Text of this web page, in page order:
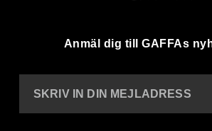
Anmäl dig till GAFFAs
SKRIV IN DIN MEJLADRESS